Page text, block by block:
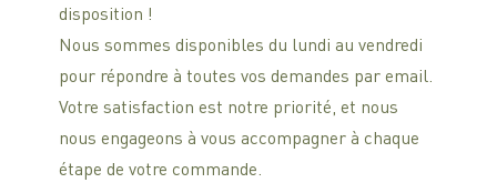
disposition !
Nous sommes disponibles du lundi au vendredi
pour répondre à toutes vos demandes par email.
Votre satisfaction est notre priorité, et nous
nous engageons à vous accompagner à chaque
étape de votre commande.